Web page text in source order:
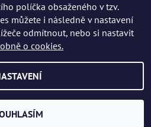
všechna práva vyhrazena
Shoptet
políčka obsaženého v tzv.
můžete i následně v nastavení
odmítnout, nebo si nastavit
o cookies.